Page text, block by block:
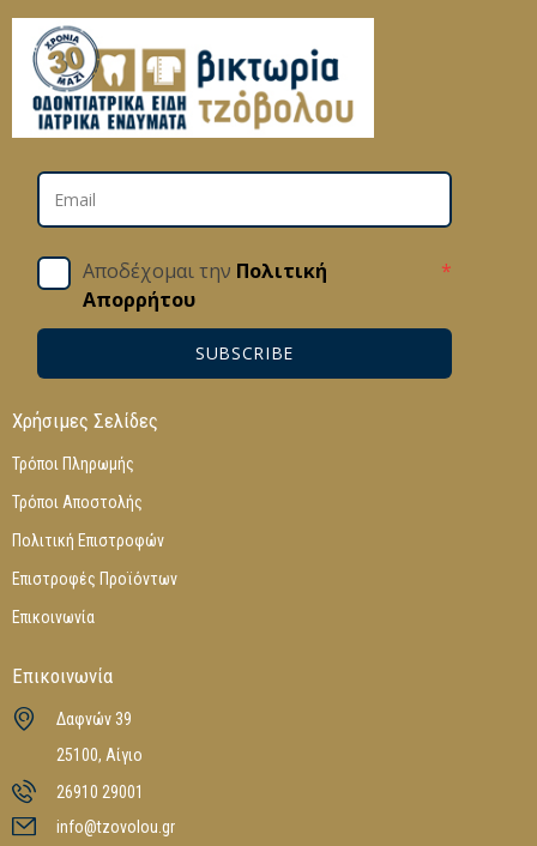
Αποδέχομαι την Πολιτική
Απορρήτου
*
SUBSCRIBE
Χρήσιμες Σελίδες
Τρόποι Πληρωμής
Τρόποι Αποστολής
Πολιτική Επιστροφών
Επιστροφές Προϊόντων
Επικοινωνία
Επικοινωνία
Δαφνών 39
25100, Αίγιο
26910 29001
info@tzovolou.gr